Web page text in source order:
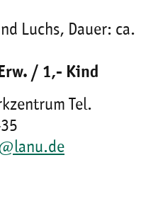
Luchs, Dauer: ca.
/ 1,- Kind
Tel.